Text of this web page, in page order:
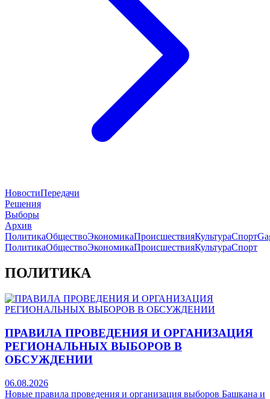
НовостиПередачи
Решения
Выборы
Архив
ПолитикаОбществоЭкономикаПроисшествияКультураСпорт
ПолитикаОбществоЭкономикаПроисшествияКультураСпорт
ПОЛИТИКА
ПРАВИЛА ПРОВЕДЕНИЯ И ОРГАНИЗАЦИЯ
РЕГИОНАЛЬНЫХ ВЫБОРОВ В
ОБСУЖДЕНИИ
06.08.2026
Новые правила проведения и организация выборов Башкана и